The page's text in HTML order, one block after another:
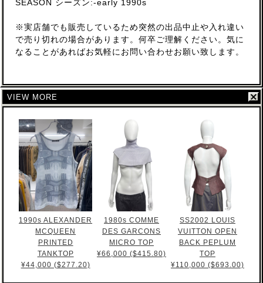
SEASON シーズン:-early 1990s
※実店舗でも販売しているため突然の出品中止や入れ違い
で売り切れの場合があります。何卒ご理解ください。気に
なることがあればお気軽にお問い合わせお願い致します。
VIEW MORE
1990s ALEXANDER
MCQUEEN
PRINTED
TANKTOP
¥44,000 ($277.20)
1980s COMME
DES GARCONS
MICRO TOP
¥66,000 ($415.80)
SS2002 LOUIS
VUITTON OPEN
BACK PEPLUM
TOP
¥110,000 ($693.00)